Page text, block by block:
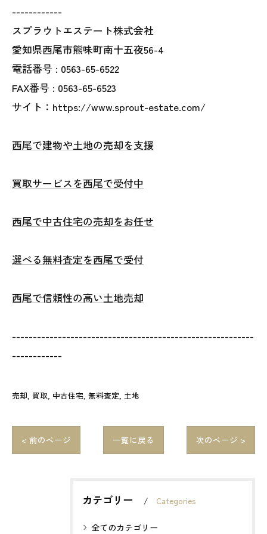
------------
スプラウトエステート株式会社
愛知県西尾市熊味町南十五夜56-4
電話番号 : 0563-65-6522
FAX番号 : 0563-65-6523
サイト：https://www.sprout-estate.com/
西尾で建物や土地の売却を支援
買取サービスを西尾で受付中
西尾で中古住宅の売却をお任せ
選べる無料査定を西尾で受付
西尾で信頼性の高い土地売却
----------------------------------------------------------
------------
売却 買取 中古住宅 無料査定 土地
< 前のページ 一覧に戻る 次のページ >
カテゴリー Categories
全てのカテゴリー